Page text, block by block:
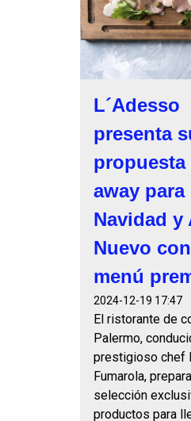
L´Adesso
presenta
propuesta
away para
Navidad y
Nuevo
menú
2024-12-19 17:47
El ristorante de
Palermo,
prestigioso chef
Fumarola,
selección
productos para